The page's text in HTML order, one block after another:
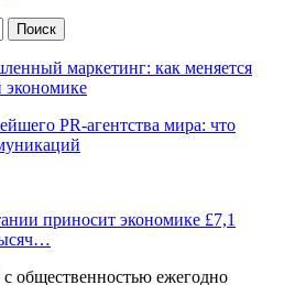
маркетинг: как меняется
экономике
PR-агентства мира: что
приносит экономике £7,1
с общественностью ежегодно